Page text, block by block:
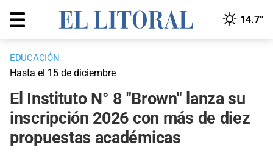
14.7°
EDUCACIÓN
Hasta el 15 de diciembre
El Instituto N° 8 "Brown" lanza su
inscripción 2026 con más de diez
propuestas académicas